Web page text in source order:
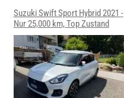
Suzuki Swift Sport Hybrid 2021 -
Nur 25,000 km, Top Zustand